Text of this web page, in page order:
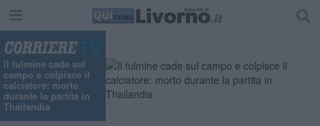
Il fulmine cade sul
campo e colpisce il
calciatore: morto
durante la partita in
Thailandia